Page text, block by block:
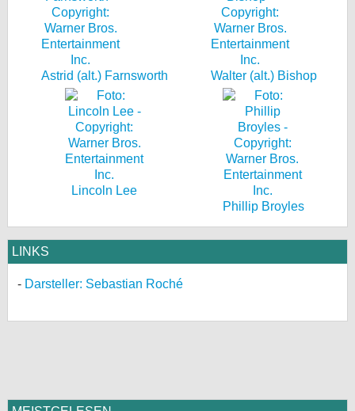
Astrid (alt.) Farnsworth Walter (alt.) Bishop
Lincoln Lee
Phillip Broyles
LINKS
Darsteller: Sebastian Roché